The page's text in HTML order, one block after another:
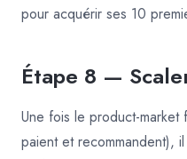
pour acquérir ses 10
Étape 8 —
Une fois le product-market
paient et recommandent),